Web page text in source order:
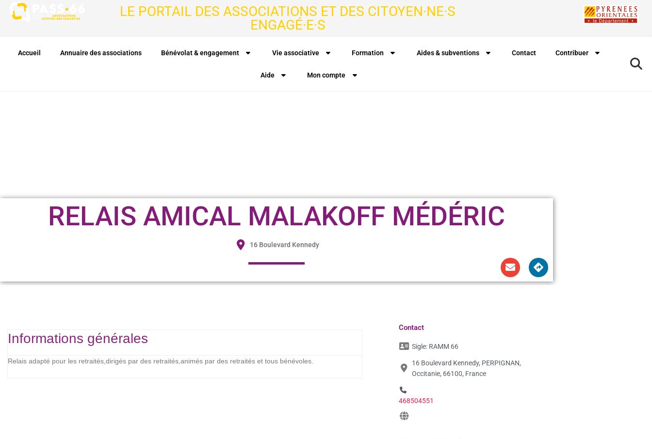
LE PORTAIL DES ASSOCIATIONS ET DES CITOYEN·NE·S
ENGAGÉ·E·S
Accueil Annuaire des associations Bénévolat & engagement Vie associative Formation Aides & subventions Contact Contribuer
Aide Mon compte
RELAIS AMICAL MALAKOFF MÉDÉRIC
16 Boulevard Kennedy
Informations générales
Relais adapté pour les retraités,dirigés par des retraités,animés par des retraités et tous bénévoles.
Contact
Sigle: RAMM 66
16 Boulevard Kennedy, PERPIGNAN,
Occitanie, 66100, France
468504551